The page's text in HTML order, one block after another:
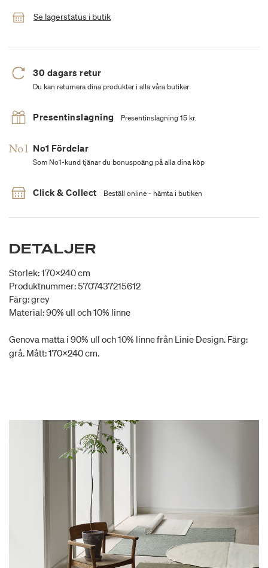
Se lagerstatus i butik
30 dagars retur
Du kan returnera dina produkter i alla våra butiker
Presentinslagning Presentinslagning 15 kr.
No1 Fördelar
Som No1-kund tjänar du bonuspoäng på alla dina köp
Click & Collect Beställ online - hämta i butiken
DETALJER
Storlek: 170x240 cm
Produktnummer: 5707437215612
Färg: grey
Material: 90% ull och 10% linne
Genova matta i 90% ull och 10% linne från Linie Design. Färg:
grå. Mått: 170x240 cm.